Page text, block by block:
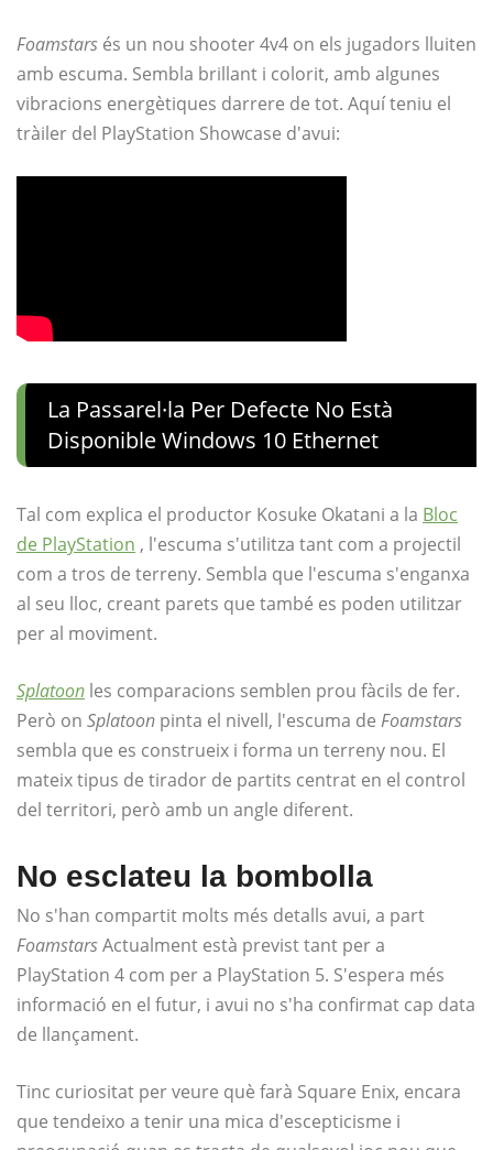
Foamstars és un nou shooter 4v4 on els jugadors lluiten
amb escuma. Sembla brillant i colorit, amb algunes
vibracions energètiques darrere de tot. Aquí teniu el
tràiler del PlayStation Showcase d'avui:
La Passarel·la Per Defecte No Està
Disponible Windows 10 Ethernet
Tal com explica el productor Kosuke Okatani a la Bloc
de PlayStation , l'escuma s'utilitza tant com a projectil
com a tros de terreny. Sembla que l'escuma s'enganxa
al seu lloc, creant parets que també es poden utilitzar
per al moviment.
Splatoon les comparacions semblen prou fàcils de fer.
Però on Splatoon pinta el nivell, l'escuma de Foamstars
sembla que es construeix i forma un terreny nou. El
mateix tipus de tirador de partits centrat en el control
del territori, però amb un angle diferent.
No esclateu la bombolla
No s'han compartit molts més detalls avui, a part
FoamstarsActualment està previst tant per a
PlayStation 4 com per a PlayStation 5. S'espera més
informació en el futur, i avui no s'ha confirmat cap data
de llançament.
Tinc curiositat per veure què farà Square Enix, encara
que tendeixo a tenir una mica d'escepticisme i